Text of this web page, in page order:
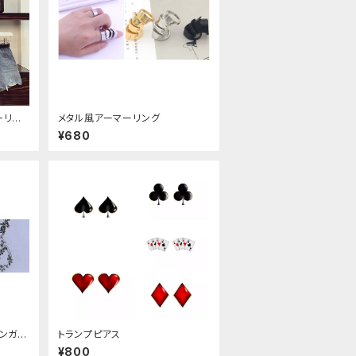
ー
メタル風アーマーリング
¥680
ガー トランプピアス
¥800